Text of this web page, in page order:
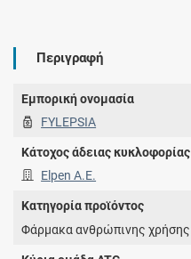
Περιγραφή
Εμπορική ονομασία
FYLEPSIA
Κάτοχος άδειας κυκλοφορίας
Elpen A.E.
Κατηγορία προϊόντος
Φάρμακα ανθρώπινης χρήσης